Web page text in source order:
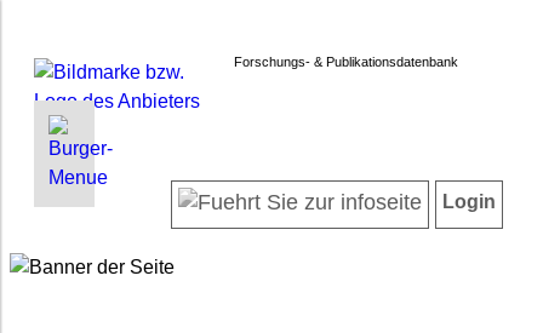
Forschungs- & Publikationsdatenbank
INFORMATIONEN | SUCHEN
Forschendenverzeichnis
LOGIN
Login